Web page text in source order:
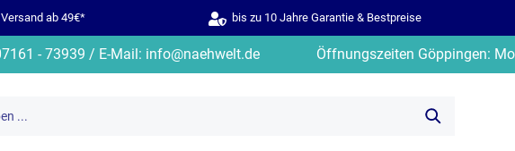
ab 49€* bis zu 10 Jahre Garantie & Bestpreise
- 73939 / E-Mail: info@naehwelt.de Öffnungszeiten Göppingen: